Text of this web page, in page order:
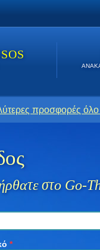
προσφορές
στο Go-
*